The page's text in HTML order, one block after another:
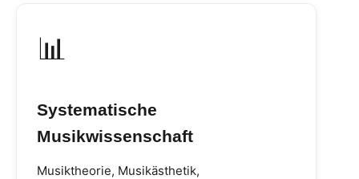
📊
Systematische
Musikwissenschaft
Musiktheorie, Musikästhetik,